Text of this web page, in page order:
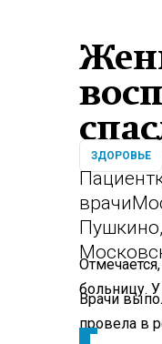
ЗДОРОВЬЕ
врачи
больницу.
Врачи
провела в